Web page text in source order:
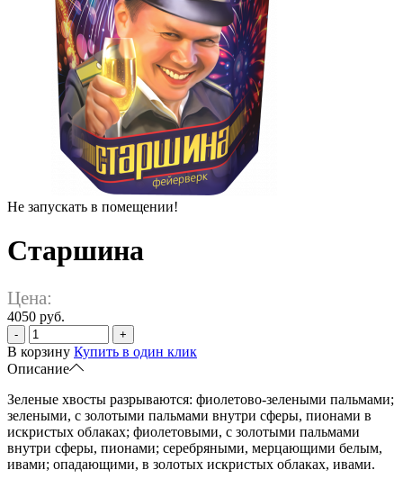
Не запускать в помещении!
Старшина
Цена:
4050 руб.
- +
В корзину Купить в один клик
Описание
Зеленые хвосты разрываются: фиолетово-зелеными пальмами;
зелеными, с золотыми пальмами внутри сферы, пионами в
искристых облаках; фиолетовыми, с золотыми пальмами
внутри сферы, пионами; серебряными, мерцающими белым,
ивами; опадающими, в золотых искристых облаках, ивами.